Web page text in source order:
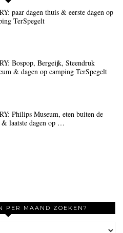
paar dagen thuis & eerste dagen op
TerSpegelt
Bospop, Bergeijk, Steendruk
& dagen op camping TerSpegelt
Philips Museum, eten buiten de
& laatste dagen op …
PER MAAND ZOEKEN?